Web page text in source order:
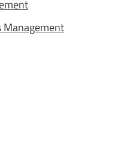
Management